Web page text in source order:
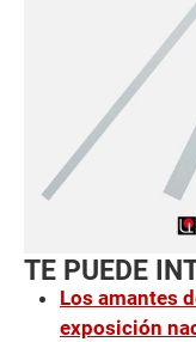
TE PUEDE
Los amantes
exposición